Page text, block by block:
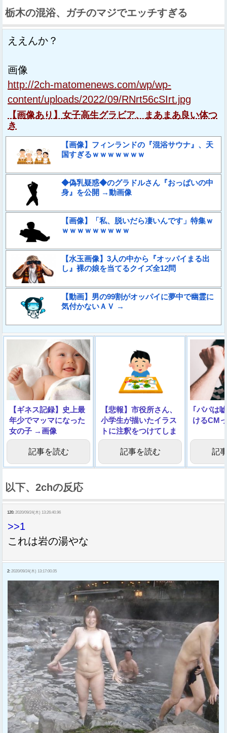
栃木の混浴、ガチのマジでエッチすぎる
ええんか？
画像
http://2ch-matomenews.com/wp/wp-
content/uploads/2022/09/RNrt56cSIrt.jpg
【画像あり】女子高生グラビア、まあまあ良い体つ
き
【画像】フィンランドの『混浴サウナ』、天
国すぎるｗｗｗｗｗｗｗ
◆偽乳疑惑◆のグラドルさん『おっぱいの中
身』を公開 →動画像
【画像】「私、脱いだら凄いんです」特集ｗ
ｗｗｗｗｗｗｗｗｗ
【水玉画像】3人の中から『オッパイまる出
し』裸の娘を当てるクイズ全12問
【動画】男の99割がオッパイに夢中で幽霊に
気付かないＡＶ →
【ギネス記録】史上最
年少でマッマになった
女の子 →画像
記事を読む
【悲報】市役所さん、
小学生が描いたイラス
トに注釈をつけてしま
う【画像】
記事を読む
｢パパは
けるCM
記
以下、2chの反応
120: 2020/09/24(木) 13:26:40.96
>>1
これは岩の湯やな
2: 2020/09/24(木) 13:17:00.05